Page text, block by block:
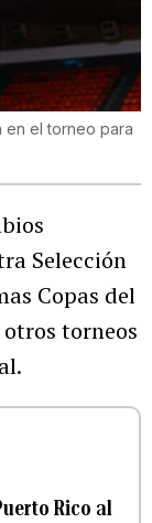
en el torneo para
Selección
Copas del
torneos
Rico al